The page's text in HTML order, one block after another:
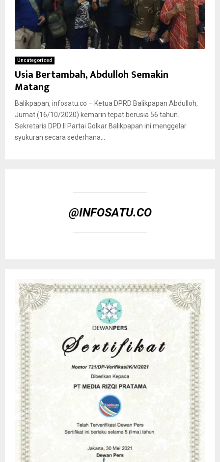
Uncategorized
Usia Bertambah, Abdulloh Semakin
Matang
Balikpapan, infosatu.co – Ketua DPRD Balikpapan Abdulloh,
Jumat (16/10/2020) kemarin tepat berusia 56 tahun.
Sekretaris DPD II Partai Golkar Balikpapan ini menggelar
syukuran secara sederhana...
@INFOSATU.CO